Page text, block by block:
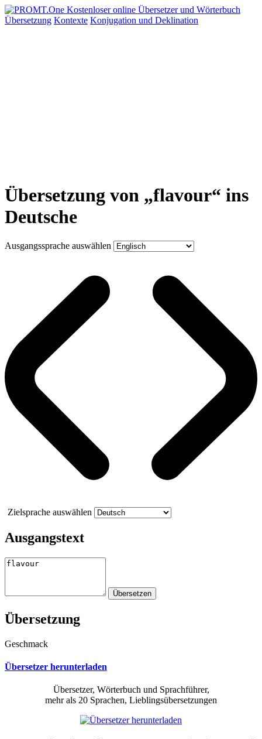
Übersetzung Kontexte Konjugation und Deklination
Übersetzung von „flavour“ ins
Deutsche
Ausgangssprache auswählen
Zielsprache auswählen
Ausgangstext
Übersetzung
Geschmack
Übersetzer herunterladen
Übersetzer, Wörterbuch und Sprachführer,
mehr als 20 Sprachen, Lieblingsübersetzungen